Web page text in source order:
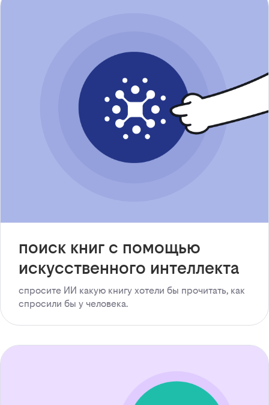
поиск книг с помощью
искусственного интеллекта
спросите ИИ какую книгу хотели бы прочитать, как
спросили бы у человека.